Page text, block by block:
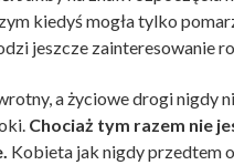
kiedyś mogła tylko
jeszcze zainteresowanie
a życiowe drogi nigdy
Chociaż tym razem nie
Kobieta jak nigdy przedtem